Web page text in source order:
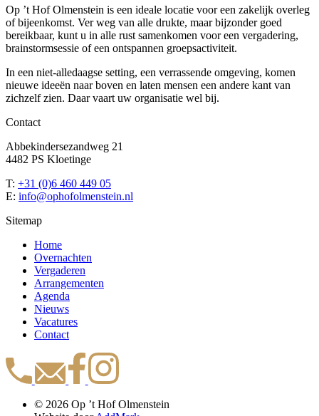
Op ’t Hof Olmenstein is een ideale locatie voor een zakelijk overleg
of bijeenkomst. Ver weg van alle drukte, maar bijzonder goed
bereikbaar, kunt u in alle rust samenkomen voor een vergadering,
brainstormsessie of een ontspannen groepsactiviteit.
In een niet-alledaagse setting, een verrassende omgeving, komen
nieuwe ideeën naar boven en laten mensen een andere kant van
zichzelf zien. Daar vaart uw organisatie wel bij.
Contact
Abbekindersezandweg 21
4482 PS Kloetinge
T: +31 (0)6 460 449 05
E: info@ophofolmenstein.nl
Sitemap
Home
Overnachten
Vergaderen
Arrangementen
Agenda
Nieuws
Vacatures
Contact
© 2026 Op ’t Hof Olmenstein